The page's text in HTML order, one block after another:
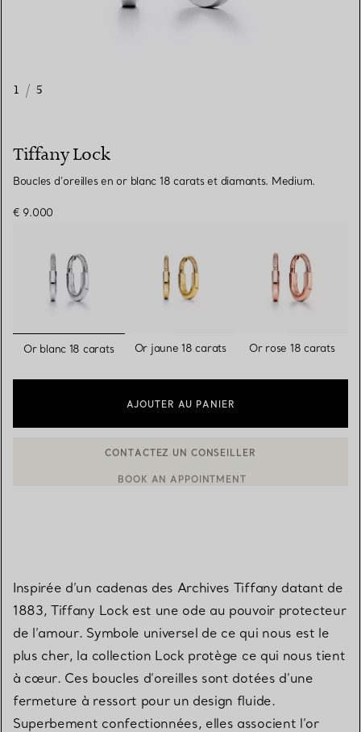
1 / 5
Tiffany Lock
Boucles d’oreilles en or blanc 18 carats et diamants. Medium.
€ 9.000
sélectionnés
Or blanc 18 carats Or jaune 18 carats Or rose 18 carats
AJOUTER AU PANIER
Inspirée d’un cadenas des Archives Tiffany datant de
1883, Tiffany Lock est une ode au pouvoir protecteur
de l’amour. Symbole universel de ce qui nous est le
plus cher, la collection Lock protège ce qui nous tient
à cœur. Ces boucles d’oreilles sont dotées d’une
fermeture à ressort pour un design fluide.
Superbement confectionnées, elles associent l’or